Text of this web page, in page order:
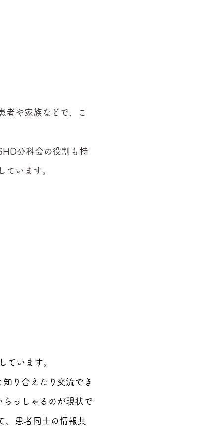
者や家族などで、こ
分科会の役割も持
ています。
ています。
り合えたり交流でき
っしゃるのが現状で
、患者同士の情報共